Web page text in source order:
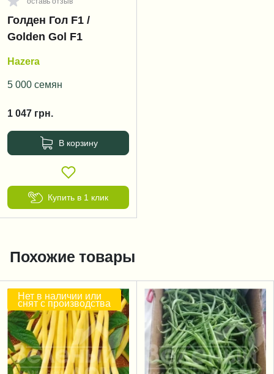
Голден Гол F1 /
Golden Gol F1
Hazera
5 000 семян
1 047 грн.
В корзину
Купить в 1 клик
Похожие товары
Нет в наличии или
снят с производства